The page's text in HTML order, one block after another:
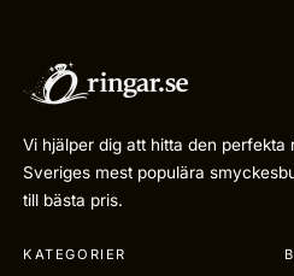
Vi hjälper dig att hitta den
Sveriges mest populära
till bästa pris.
KATEGORIER